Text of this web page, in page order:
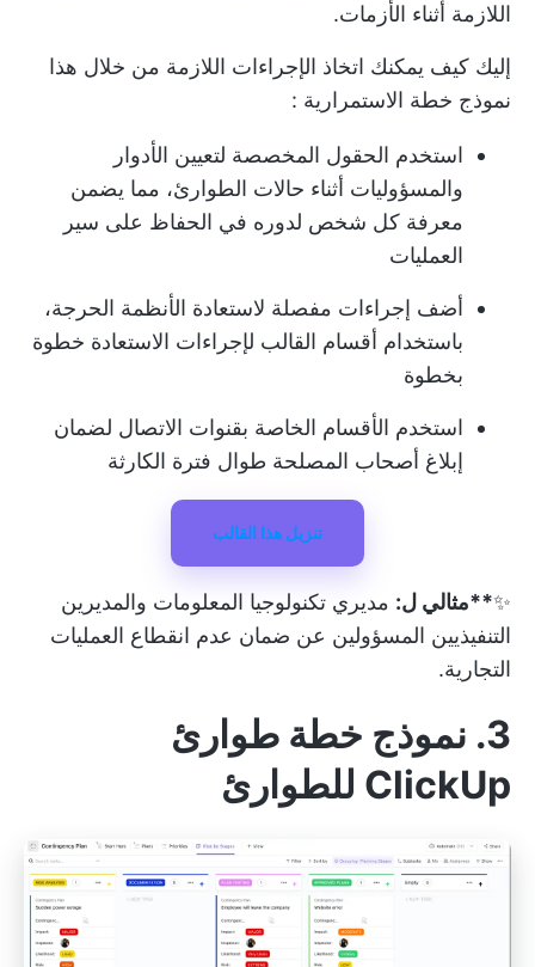
اللازمة أثناء الأزمات.
إليك كيف يمكنك اتخاذ الإجراءات اللازمة من خلال هذا
نموذج خطة الاستمرارية :
استخدم الحقول المخصصة لتعيين الأدوار
والمسؤوليات أثناء حالات الطوارئ، مما يضمن
معرفة كل شخص لدوره في الحفاظ على سير
العمليات
أضف إجراءات مفصلة لاستعادة الأنظمة الحرجة،
باستخدام أقسام القالب لإجراءات الاستعادة خطوة
بخطوة
استخدم الأقسام الخاصة بقنوات الاتصال لضمان
إبلاغ أصحاب المصلحة طوال فترة الكارثة
تنزيل هذا القالب
✨**مثالي ل: مديري تكنولوجيا المعلومات والمديرين
التنفيذيين المسؤولين عن ضمان عدم انقطاع العمليات
التجارية.
3. نموذج خطة طوارئ
ClickUp للطوارئ